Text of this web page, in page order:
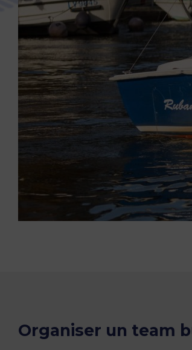
Organiser un team